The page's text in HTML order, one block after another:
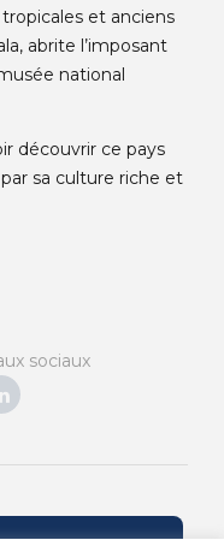
et anciens
abrite l’imposant
national
découvrir ce pays
sa culture riche et
sociaux